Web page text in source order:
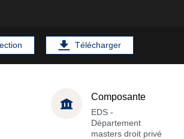
Télécharger
Composante
EDS -
Département
masters droit privé